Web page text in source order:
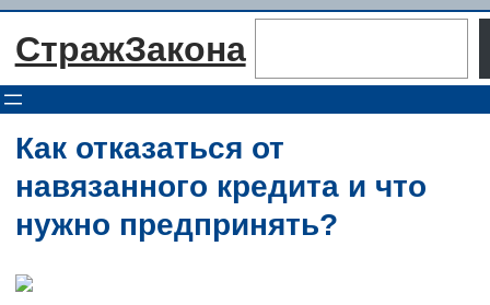
Перейти
СтражЗакона
Как отказаться от
навязанного кредита и что
нужно предпринять?